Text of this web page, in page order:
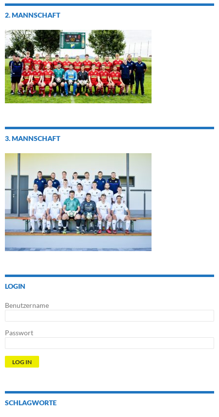
2. MANNSCHAFT
3. MANNSCHAFT
LOGIN
Benutzername
Passwort
SCHLAGWORTE